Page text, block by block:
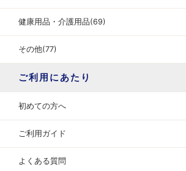
健康用品・介護用品(69)
その他(77)
ご利用にあたり
初めての方へ
ご利用ガイド
よくある質問